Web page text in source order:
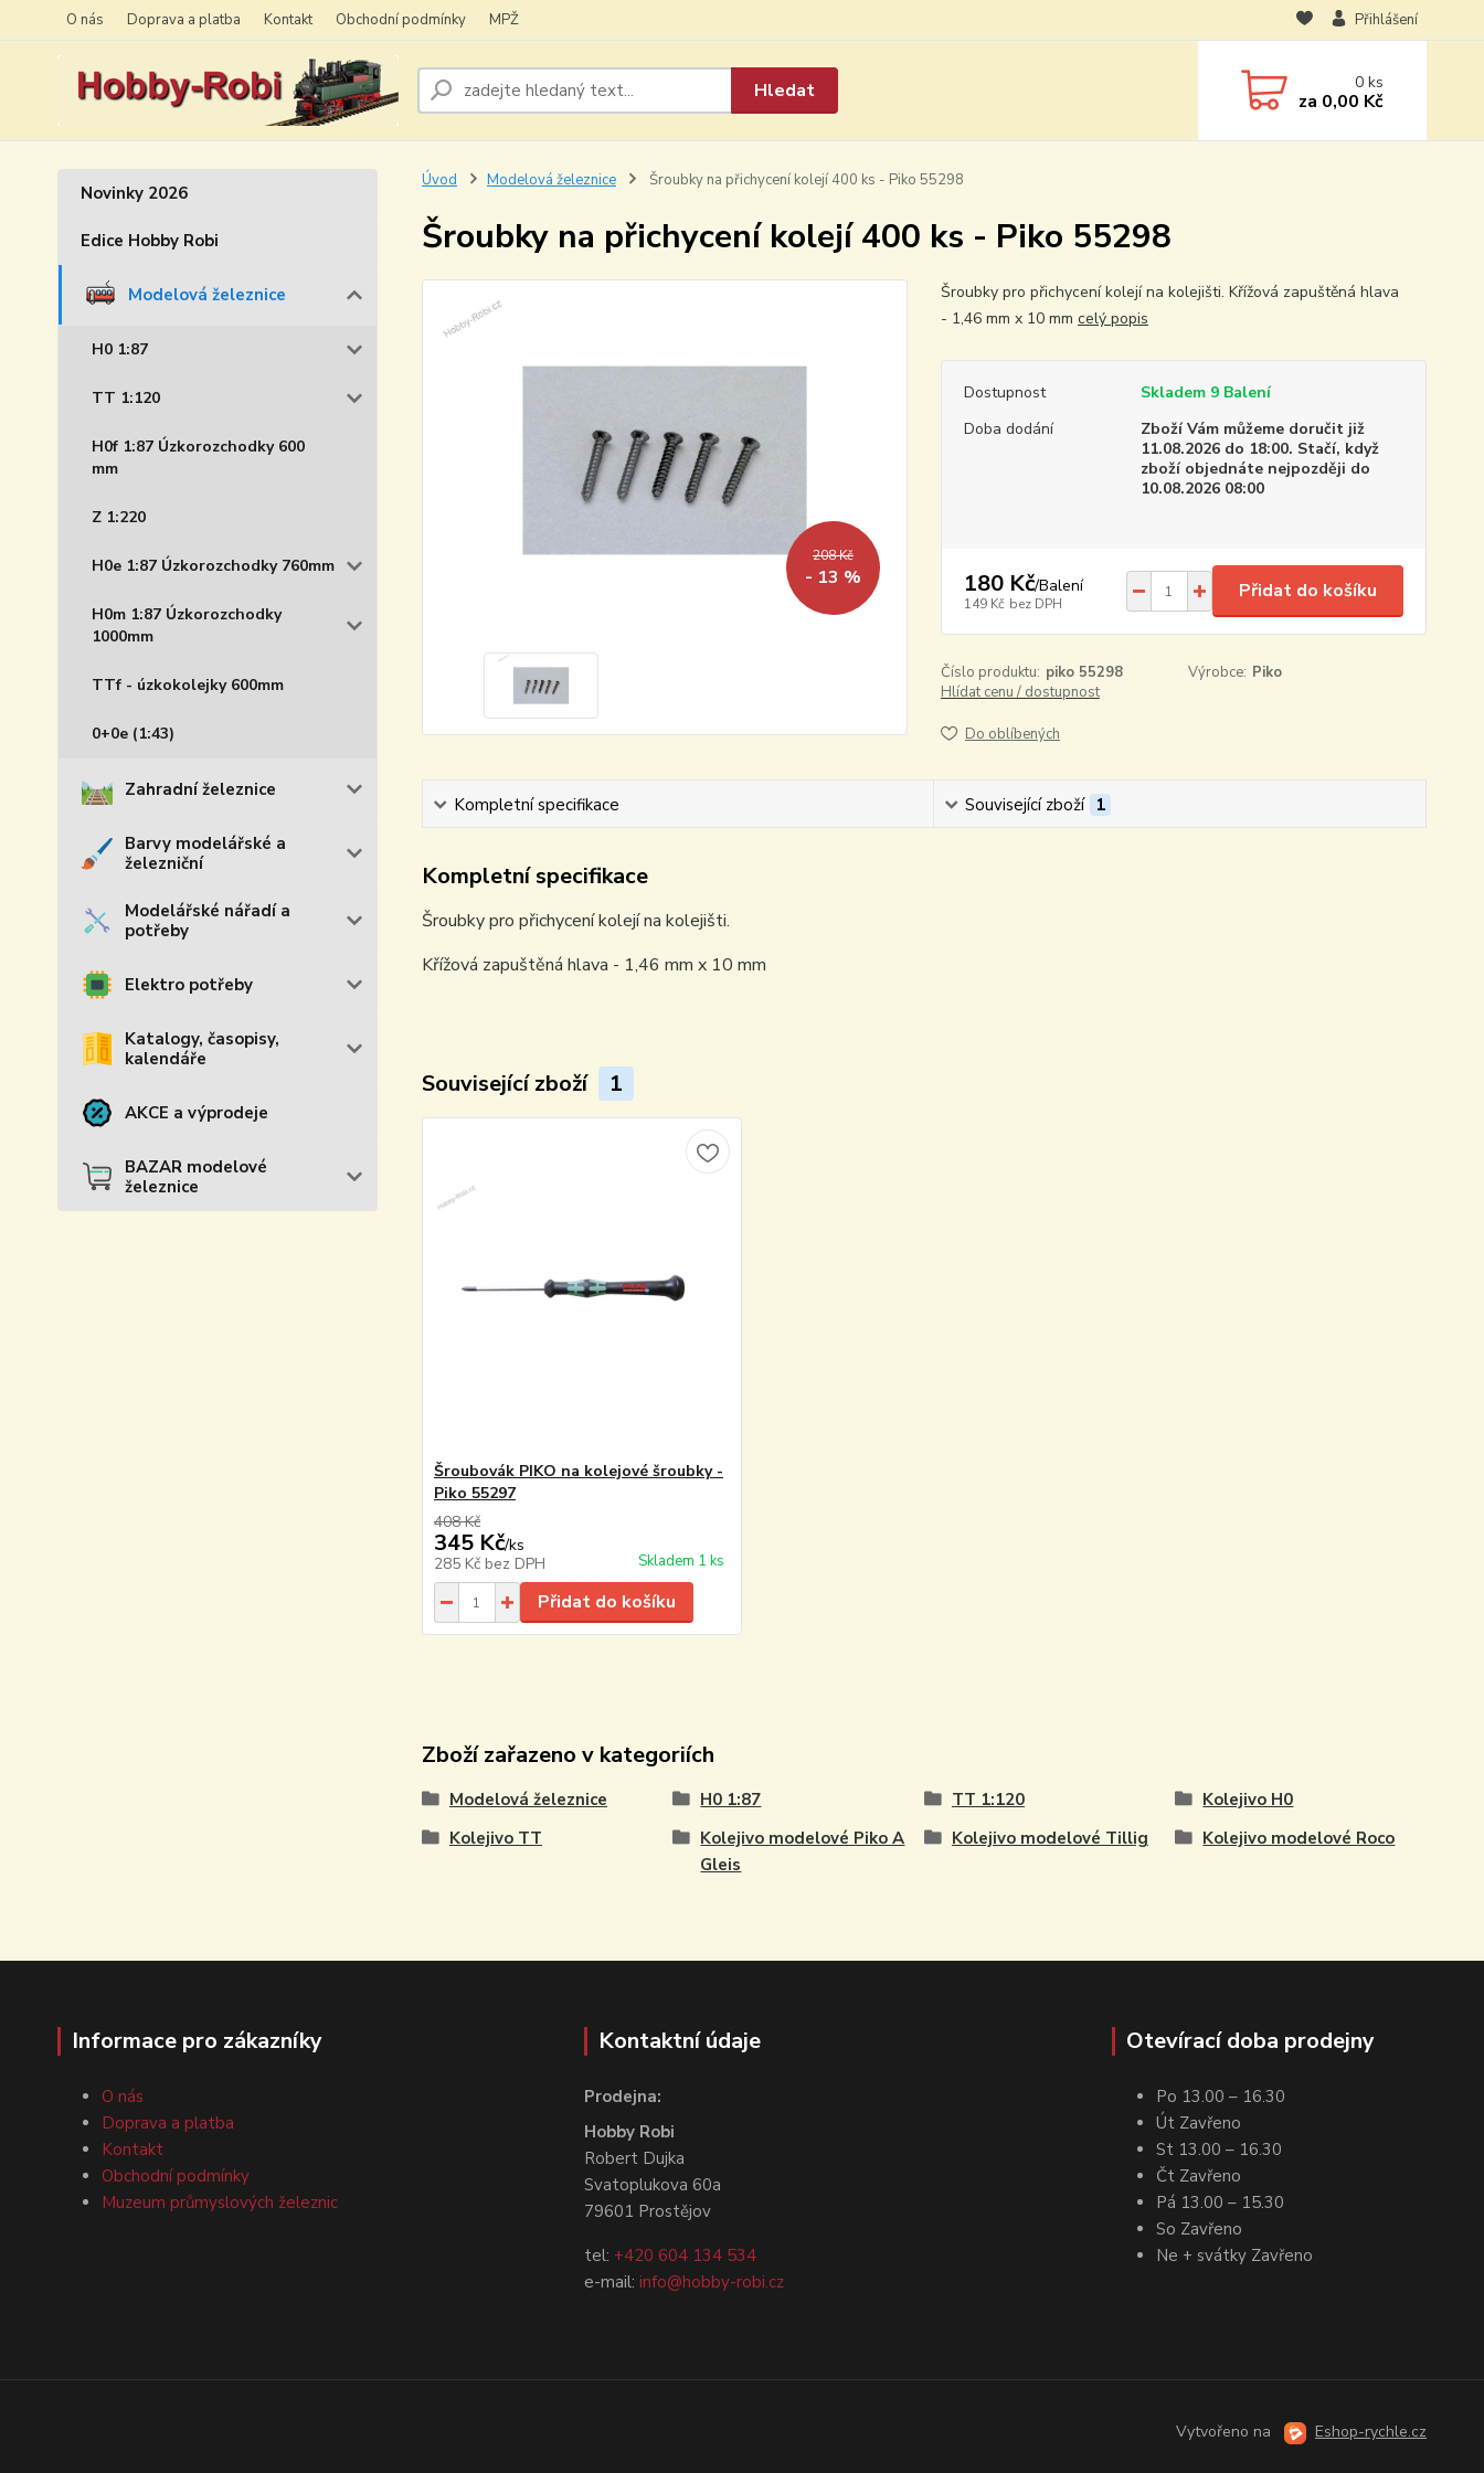
O nás Doprava a platba Kontakt Obchodní podmínky MPŽ Přihlášení
Hledat 0ks
za 0,00 Kč
Novinky 2026
Edice Hobby Robi
Modelová železnice
H0 1:87
TT 1:120
H0f 1:87 Úzkorozchodky 600
mm
Z 1:220
H0e 1:87 Úzkorozchodky 760mm
H0m 1:87 Úzkorozchodky
1000mm
TTf - úzkokolejky 600mm
0+0e (1:43)
Zahradní železnice
Barvy modelářské a
železniční
Modelářské nářadí a
potřeby
Elektro potřeby
Katalogy, časopisy,
kalendáře
AKCE a výprodeje
BAZAR modelové
železnice
Úvod Modelová železnice Šroubky na přichycení kolejí 400 ks - Piko 55298
Šroubky na přichycení kolejí 400 ks - Piko 55298
208 Kč
- 13 %
Šroubky pro přichycení kolejí na kolejišti. Křížová zapuštěná hlava
- 1,46 mm x 10 mm celý popis
Dostupnost
Skladem 9 Balení
Doba dodání
Zboží Vám můžeme doručit již
11.08.2026 do 18:00. Stačí, když
zboží objednáte nejpozději do
10.08.2026 08:00
180 Kč/Balení
149 Kč bez DPH
Přidat do košíku
Číslo produktu: piko 55298 Výrobce: Piko
Hlídat cenu / dostupnost
Do oblíbených
Kompletní specifikace Související zboží 1
Kompletní specifikace
Šroubky pro přichycení kolejí na kolejišti.
Křížová zapuštěná hlava - 1,46 mm x 10 mm
Související zboží 1
Šroubovák PIKO na kolejové šroubky -
Piko 55297
408 Kč
345 Kč/ks
285 Kč bez DPH Skladem 1 ks
Přidat do košíku
Zboží zařazeno v kategoriích
Modelová železnice H0 1:87 TT 1:120
Kolejivo H0
Kolejivo TT
Kolejivo modelové Piko A
Gleis
Kolejivo modelové Tillig Kolejivo modelové Roco
Informace pro zákazníky
O nás
Doprava a platba
Kontakt
Obchodní podmínky
Muzeum průmyslových železnic
Kontaktní údaje
Prodejna:
Hobby Robi
Robert Dujka
Svatoplukova 60a
79601 Prostějov
tel: +420 604 134 534
e-mail:info@hobby-robi.cz
Otevírací doba prodejny
Po 13.00 – 16.30
Út Zavřeno
St 13.00 – 16.30
Čt Zavřeno
Pá 13.00 – 15.30
So Zavřeno
Ne + svátky Zavřeno
Vytvořeno na Eshop-rychle.cz